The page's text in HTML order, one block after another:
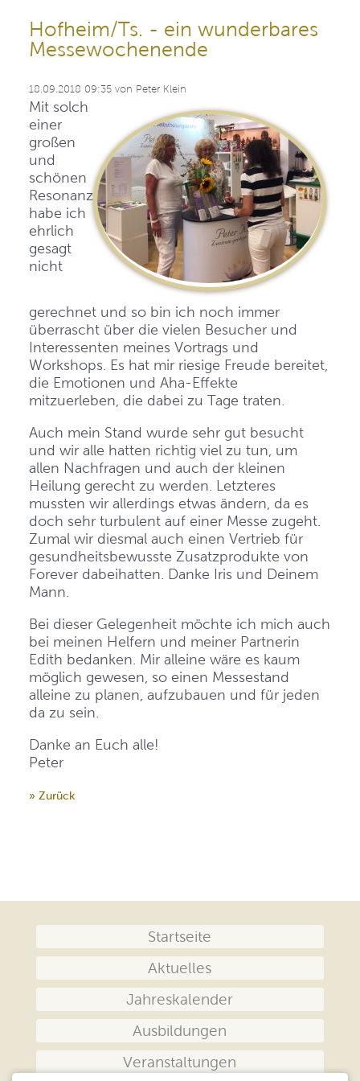
Hofheim/Ts. - ein wunderbares
Messewochenende
18.09.2018 09:35 von Peter Klein
Mit solch
einer
großen
und
schönen
Resonanz
habe ich
ehrlich
gesagt
nicht
gerechnet und so bin ich noch immer
überrascht über die vielen Besucher und
Interessenten meines Vortrags und
Workshops. Es hat mir riesige Freude bereitet,
die Emotionen und Aha-Effekte
mitzuerleben, die dabei zu Tage traten.
Auch mein Stand wurde sehr gut besucht
und wir alle hatten richtig viel zu tun, um
allen Nachfragen und auch der kleinen
Heilung gerecht zu werden. Letzteres
mussten wir allerdings etwas ändern, da es
doch sehr turbulent auf einer Messe zugeht.
Zumal wir diesmal auch einen Vertrieb für
gesundheitsbewusste Zusatzprodukte von
Forever dabeihatten. Danke Iris und Deinem
Mann.
Bei dieser Gelegenheit möchte ich mich auch
bei meinen Helfern und meiner Partnerin
Edith bedanken. Mir alleine wäre es kaum
möglich gewesen, so einen Messestand
alleine zu planen, aufzubauen und für jeden
da zu sein.
Danke an Euch alle!
Peter
» Zurück
überspringen
Startseite
Aktuelles
Jahreskalender
Ausbildungen
Veranstaltungen